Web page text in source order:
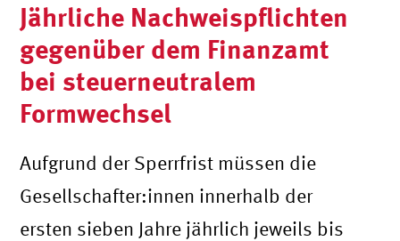
Jährliche Nachweispflichten
gegenüber dem Finanzamt
bei steuerneutralem
Formwechsel
Aufgrund der Sperrfrist müssen die
Gesellschafter:innen innerhalb der
ersten sieben Jahre jährlich jeweils bis